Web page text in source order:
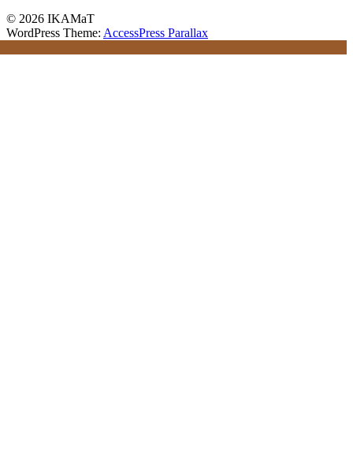
© 2026 IKAMaT
WordPress Theme: AccessPress Parallax